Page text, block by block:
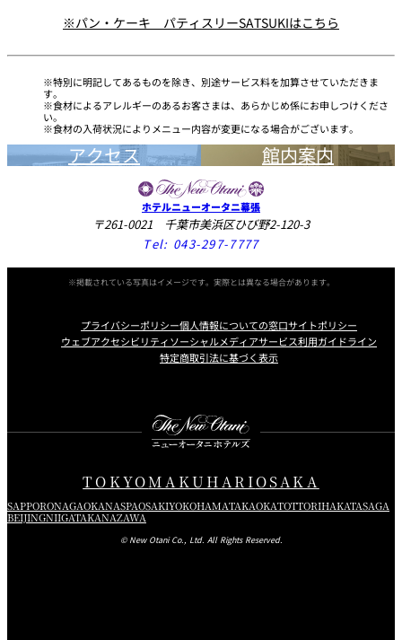
※パン・ケーキ パティスリーSATSUKIはこちら
特別に明記してあるものを除き、別途サービス料を加算させていただきま
す。
食材によるアレルギーのあるお客さまは、あらかじめ係にお申しつけくださ
い。
食材の入荷状況によりメニュー内容が変更になる場合がございます。
アクセス 館内案内
ホテルニューオータニ幕張
〒261-0021 千葉市美浜区ひび野2-120-3
Tel: 043-297-7777
※掲載されている写真はイメージです。実際とは異なる場合があります。
プライバシーポリシー個人情報についての窓口サイトポリシー
ウェブアクセシビリティソーシャルメディアサービス利用ガイドライン
特定商取引法に基づく表示
TOKYOMAKUHARIOSAKA
SAPPORONAGAOKANASPAOSAKIYOKOHAMATAKAOKATOTTORIHAKATASAGA
BEIJINGNIIGATAKANAZAWA
© New Otani Co., Ltd. All Rights Reserved.